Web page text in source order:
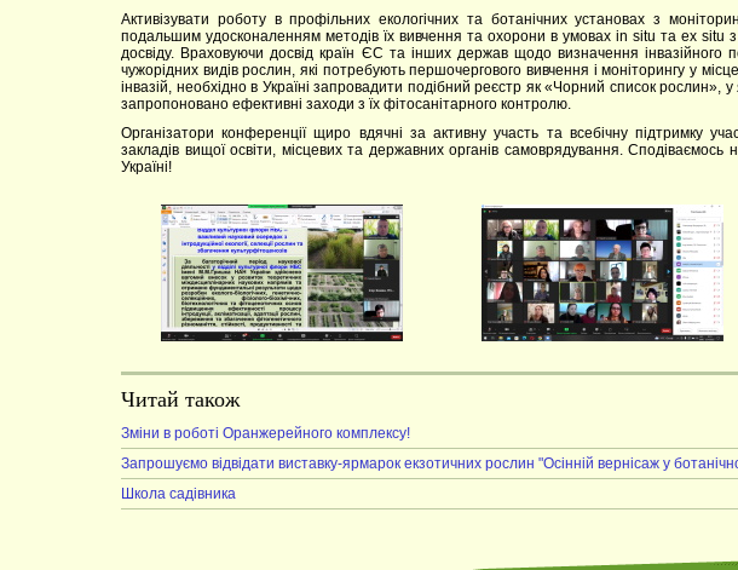
Активізувати роботу в профільних екологічних та ботанічних установах з
подальшим удосконаленням методів їх вивчення та охорони в умовах in situ та ex situ з
досвіду. Враховуючи досвід країн ЄС та інших держав щодо визначення інвазійного
чужорідних видів рослин, які потребують першочергового вивчення і моніторингу у
інвазій, необхідно в Україні запровадити подібний реєстр як «Чорний список рослин»,
запропоновано ефективні заходи з їх фітосанітарного контролю.
Організатори конференції щиро вдячні за активну участь та всебічну підтримку
закладів вищої освіти, місцевих та державних органів самоврядування. Сподіваємось
Україні!
Читай також
Зміни в роботі Оранжерейного комплексу!
Запрошуємо відвідати виставку-ярмарок екзотичних рослин "Осінній вернісаж у
Школа садівника